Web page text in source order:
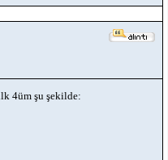
4üm şu şekilde: